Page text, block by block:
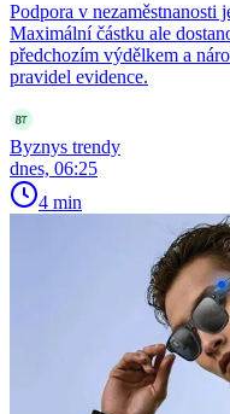
Podpora v nezaměstnanosti
Maximální částku ale
předchozím výdělkem a
pravidel evidence.
Byznys trendy
dnes, 06:25
4 min